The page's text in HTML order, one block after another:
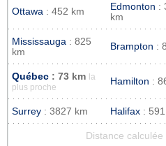
Ottawa : 452 km Edmonton :
km
Mississauga : 825
km
Brampton :
Québec : 73 km
la
plus proche
Hamilton :
Surrey : 3827 km Halifax :
Distance